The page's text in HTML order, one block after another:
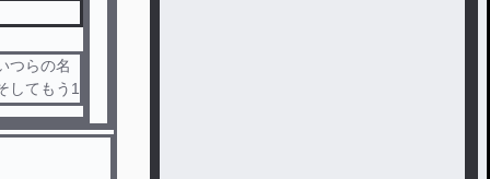
つらの名
してもう1